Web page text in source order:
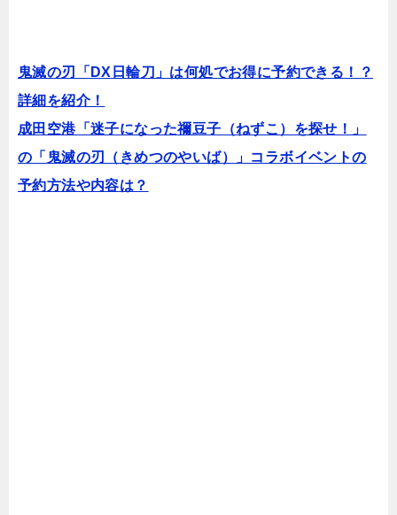
鬼滅の刃「DX日輪刀」は何処でお得に予約できる！？
詳細を紹介！
成田空港「迷子になった禰豆子（ねずこ）を探せ！」
の「鬼滅の刃（きめつのやいば）」コラボイベントの
予約方法や内容は？